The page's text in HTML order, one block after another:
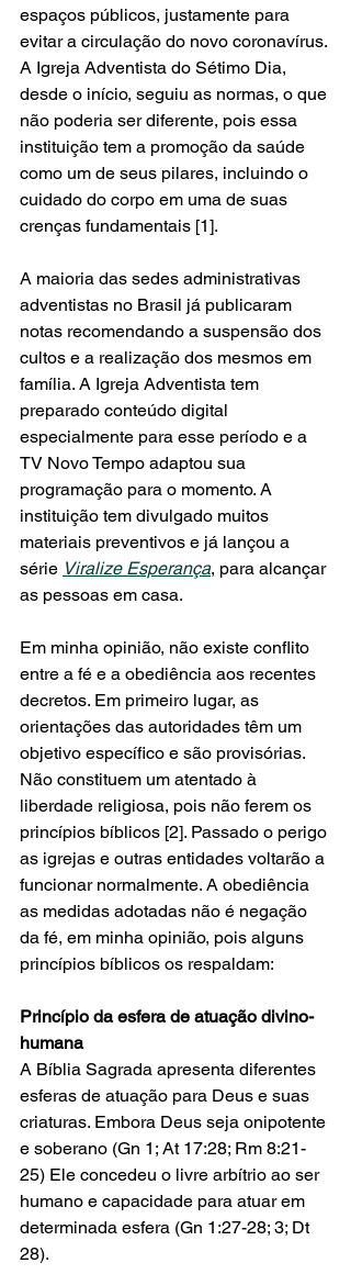
espaços públicos, justamente para
evitar a circulação do novo coronavírus.
A Igreja Adventista do Sétimo Dia,
desde o início, seguiu as normas, o que
não poderia ser diferente, pois essa
instituição tem a promoção da saúde
como um de seus pilares, incluindo o
cuidado do corpo em uma de suas
crenças fundamentais [1].
A maioria das sedes administrativas
adventistas no Brasil já publicaram
notas recomendando a suspensão dos
cultos e a realização dos mesmos em
família. A Igreja Adventista tem
preparado conteúdo digital
especialmente para esse período e a
TV Novo Tempo adaptou sua
programação para o momento. A
instituição tem divulgado muitos
materiais preventivos e já lançou a
série Viralize Esperança, para alcançar
as pessoas em casa.
Em minha opinião, não existe conflito
entre a fé e a obediência aos recentes
decretos. Em primeiro lugar, as
orientações das autoridades têm um
objetivo específico e são provisórias.
Não constituem um atentado à
liberdade religiosa, pois não ferem os
princípios bíblicos [2]. Passado o perigo
as igrejas e outras entidades voltarão a
funcionar normalmente. A obediência
as medidas adotadas não é negação
da fé, em minha opinião, pois alguns
princípios bíblicos os respaldam:
Princípio da esfera de atuação divino-
humana
A Bíblia Sagrada apresenta diferentes
esferas de atuação para Deus e suas
criaturas. Embora Deus seja onipotente
e soberano (Gn 1; At 17:28; Rm 8:21-
25) Ele concedeu o livre arbítrio ao ser
humano e capacidade para atuar em
determinada esfera (Gn 1:27-28; 3; Dt
28).